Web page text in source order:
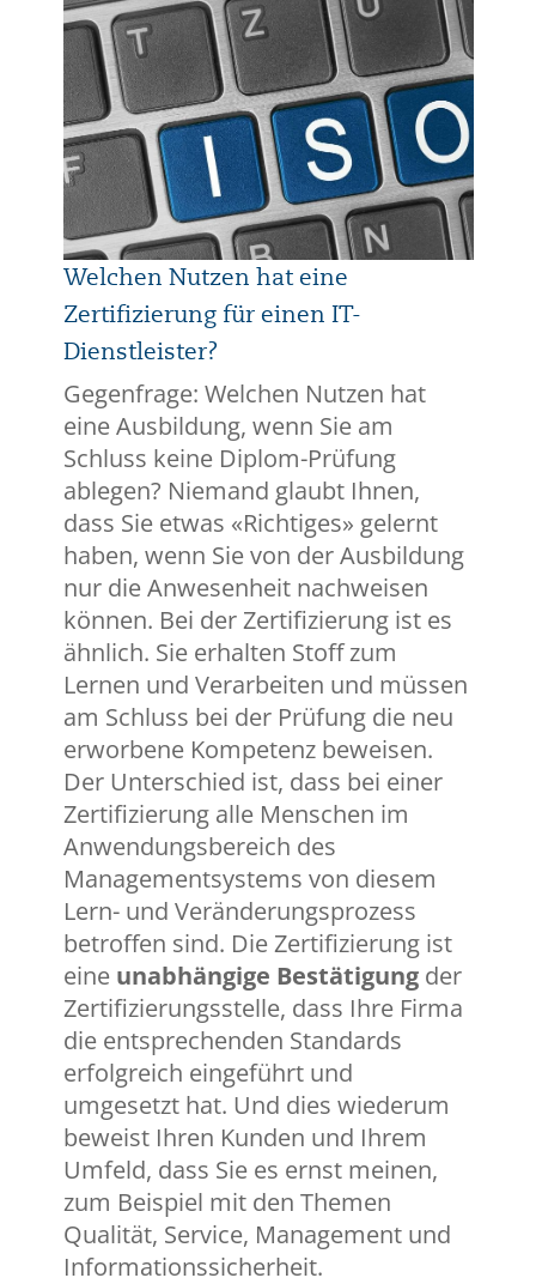
Welchen Nutzen hat eine
Zertifizierung für einen IT-
Dienstleister?
Gegenfrage: Welchen Nutzen hat
eine Ausbildung, wenn Sie am
Schluss keine Diplom-Prüfung
ablegen? Niemand glaubt Ihnen,
dass Sie etwas «Richtiges» gelernt
haben, wenn Sie von der Ausbildung
nur die Anwesenheit nachweisen
können. Bei der Zertifizierung ist es
ähnlich. Sie erhalten Stoff zum
Lernen und Verarbeiten und müssen
am Schluss bei der Prüfung die neu
erworbene Kompetenz beweisen.
Der Unterschied ist, dass bei einer
Zertifizierung alle Menschen im
Anwendungsbereich des
Managementsystems von diesem
Lern- und Veränderungsprozess
betroffen sind. Die Zertifizierung ist
eine unabhängige Bestätigungder
Zertifizierungsstelle, dass Ihre Firma
die entsprechenden Standards
erfolgreich eingeführt und
umgesetzt hat. Und dies wiederum
beweist Ihren Kunden und Ihrem
Umfeld, dass Sie es ernst meinen,
zum Beispiel mit den Themen
Qualität, Service, Management und
Informationssicherheit.